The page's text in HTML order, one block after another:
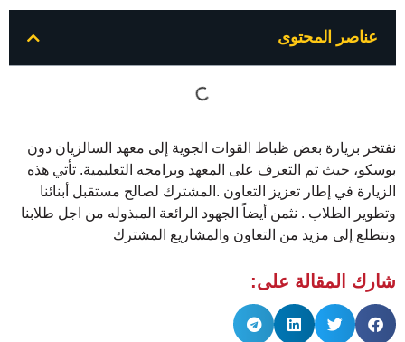
عناصر المحتوى
نفتخر بزيارة بعض ظباط القوات الجوية إلى معهد السالزيان دون
بوسكو، حيث تم التعرف على المعهد وبرامجه التعليمية. تأتي هذه
الزيارة في إطار تعزيز التعاون .المشترك لصالح مستقبل أبنائنا
وتطوير الطلاب . نثمن أيضاً الجهود الرائعة المبذوله من اجل طلابنا
ونتطلع إلى مزيد من التعاون والمشاريع المشترك
شارك المقالة على: